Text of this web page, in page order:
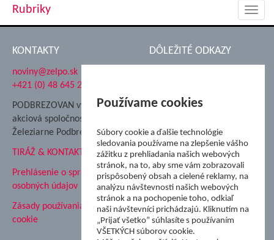
Rubriky
KONTAKTY
noviny@zelpo.sk
+421 (0) 48 645 2711
PODBREZOVAN vydáva
akciová spoločnosť
Železiarne Podbrezová
TIRÁŽ & KONTAKT
Prehlásenie o spracovaní
osobných údajov
Zásady používania súborov
cookie
DÔLEŽITÉ ODKAZY
Nadácia Železiarne
ŽP Informatika s.r.o.
ŠK Železiarne Podbrezová
Tále a.s.
Používame cookies
Súbory cookie a ďalšie technológie
sledovania používame na zlepšenie vášho
zážitku z prehliadania našich webových
stránok, na to, aby sme vám zobrazovali
prispôsobený obsah a cielené reklamy, na
analýzu návštevnosti našich webových
stránok a na pochopenie toho, odkiaľ
naši návštevníci prichádzajú. Kliknutím na
„Prijať všetko” súhlasíte s používaním
VŠETKÝCH súborov cookie.